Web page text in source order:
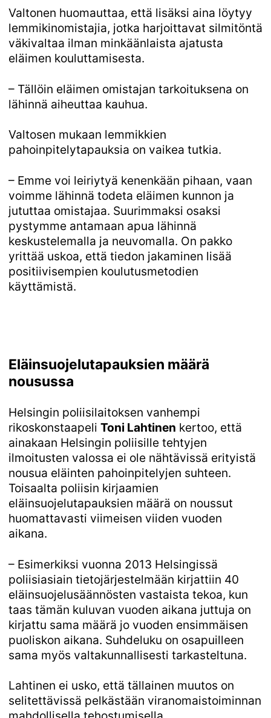
Valtonen huomauttaa, että lisäksi aina löytyy
lemmikinomistajia, jotka harjoittavat silmitöntä
väkivaltaa ilman minkäänlaista ajatusta
eläimen kouluttamisesta.
– Tällöin eläimen omistajan tarkoituksena on
lähinnä aiheuttaa kauhua.
Valtosen mukaan lemmikkien
pahoinpitelytapauksia on vaikea tutkia.
– Emme voi leiriytyä kenenkään pihaan, vaan
voimme lähinnä todeta eläimen kunnon ja
jututtaa omistajaa. Suurimmaksi osaksi
pystymme antamaan apua lähinnä
keskustelemalla ja neuvomalla. On pakko
yrittää uskoa, että tiedon jakaminen lisää
positiivisempien koulutusmetodien
käyttämistä.
Eläinsuojelutapauksien määrä
nousussa
Helsingin poliisilaitoksen vanhempi
rikoskonstaapeli Toni Lahtinen kertoo, että
ainakaan Helsingin poliisille tehtyjen
ilmoitusten valossa ei ole nähtävissä erityistä
nousua eläinten pahoinpitelyjen suhteen.
Toisaalta poliisin kirjaamien
eläinsuojelutapauksien määrä on noussut
huomattavasti viimeisen viiden vuoden
aikana.
– Esimerkiksi vuonna 2013 Helsingissä
poliisiasiain tietojärjestelmään kirjattiin 40
eläinsuojelusäännösten vastaista tekoa, kun
taas tämän kuluvan vuoden aikana juttuja on
kirjattu sama määrä jo vuoden ensimmäisen
puoliskon aikana. Suhdeluku on osapuilleen
sama myös valtakunnallisesti tarkasteltuna.
Lahtinen ei usko, että tällainen muutos on
selitettävissä pelkästään viranomaistoiminnan